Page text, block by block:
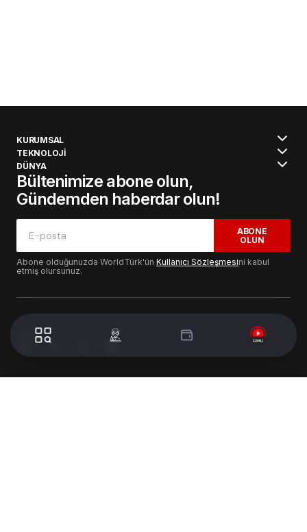
KURUMSAL
TEKNOLOJİ
DÜNYA
Bültenimize abone olun,
Gündemden haberdar olun!
ABONE
OLUN
Abone olduğunuzda WorldTürk'ün Kullanıcı Sözleşmesini kabul
etmiş olursunuz.
© 2024 WorldTurk. Tüm Hakları Saklıdır. - Tasarım & Geliştirme :
Volion's